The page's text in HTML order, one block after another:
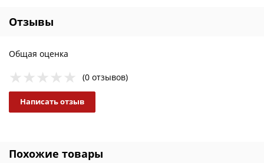
Отзывы
Общая оценка
(0 отзывов)
Написать отзыв
Похожие товары